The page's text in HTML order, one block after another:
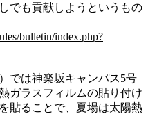
でも貢献しようというもの
bulletin/index.php?
では神楽坂キャンパス5号
ガラスフィルムの貼り付け
貼ることで、夏場は太陽熱